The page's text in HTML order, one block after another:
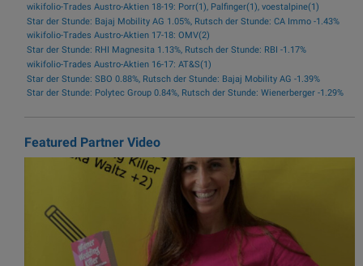
wikifolio-Trades Austro-Aktien 18-19: Porr(1), Palfinger(1), voestalpine(1)
Star der Stunde: Bajaj Mobility AG 1.05%, Rutsch der Stunde: CA Immo -1.43%
wikifolio-Trades Austro-Aktien 17-18: OMV(2)
Star der Stunde: RHI Magnesita 1.13%, Rutsch der Stunde: RBI -1.17%
wikifolio-Trades Austro-Aktien 16-17: AT&S(1)
Star der Stunde: SBO 0.88%, Rutsch der Stunde: Bajaj Mobility AG -1.39%
Star der Stunde: Polytec Group 0.84%, Rutsch der Stunde: Wienerberger -1.29%
Featured Partner Video